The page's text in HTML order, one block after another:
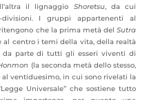
il lignaggio Shoretsu, da cui
divisioni. I gruppi appartenenti al
che la prima metà delSutra
al centro i temi della vita, della realtà
da parte di tutti gli esseri viventi di
(la seconda metà dello stesso,
ventiduesimo, in cui sono rivelati la
Universale” che sostiene tutto